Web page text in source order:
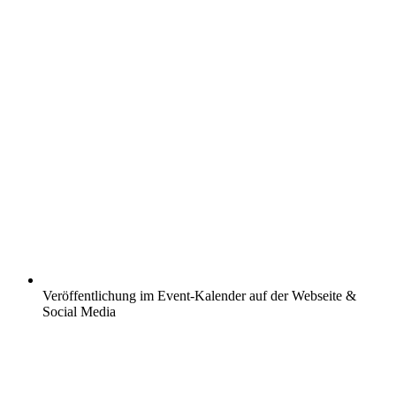
Veröffentlichung im Event-Kalender auf der Webseite &
Social Media